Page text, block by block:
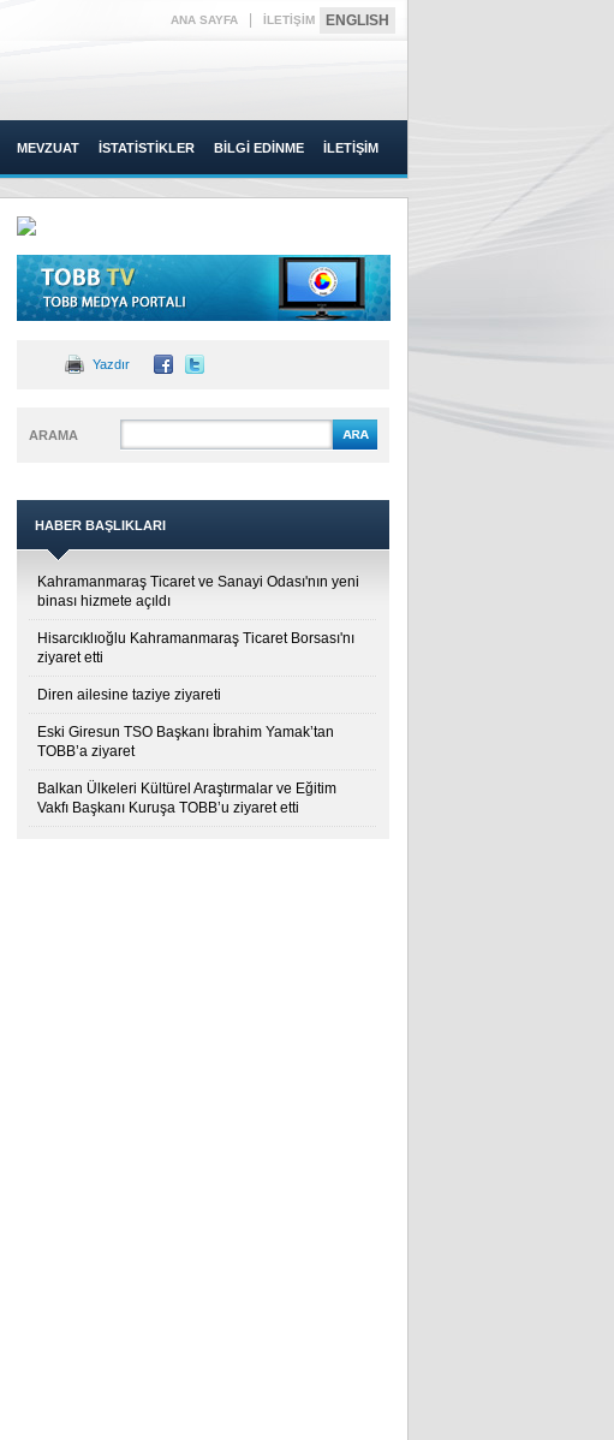
ANA SAYFA İLETİŞİM ENGLISH
MEVZUAT İSTATİSTİKLER BİLGİ EDİNME İLETİŞİM
Yazdır
ARAMA
HABER BAŞLIKLARI
Kahramanmaraş Ticaret ve Sanayi Odası'nın yeni
binası hizmete açıldı
Hisarcıklıoğlu Kahramanmaraş Ticaret Borsası'nı
ziyaret etti
Diren ailesine taziye ziyareti
Eski Giresun TSO Başkanı İbrahim Yamak’tan
TOBB’a ziyaret
Balkan Ülkeleri Kültürel Araştırmalar ve Eğitim
Vakfı Başkanı Kuruşa TOBB’u ziyaret etti